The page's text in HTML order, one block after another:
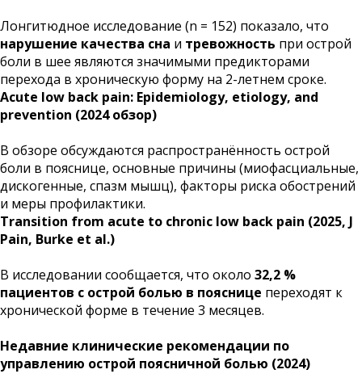
Лонгитюдное исследование (n = 152) показало, что
нарушение качества сна и тревожность при острой
боли в шее являются значимыми предикторами
перехода в хроническую форму на 2-летнем сроке.
Acute low back pain: Epidemiology, etiology, and
prevention (2024 обзор)
В обзоре обсуждаются распространённость острой
боли в пояснице, основные причины (миофасциальные,
дискогенные, спазм мышц), факторы риска обострений
и меры профилактики.
Transition from acute to chronic low back pain (2025, J
Pain, Burke et al.)
В исследовании сообщается, что около 32,2 %
пациентов с острой болью в пояснице переходят к
хронической форме в течение 3 месяцев.
Недавние клинические рекомендации по
управлению острой поясничной болью (2024)